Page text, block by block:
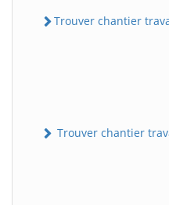
Trouver chantier
Trouver chantier